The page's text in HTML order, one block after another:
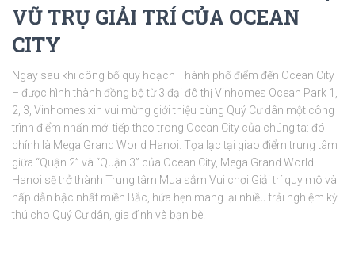
VŨ TRỤ GIẢI TRÍ CỦA OCEAN
CITY
Ngay sau khi công bố quy hoạch Thành phố điểm đến Ocean City
– được hình thành đồng bộ từ 3 đại đô thị Vinhomes Ocean Park 1,
2, 3, Vinhomes xin vui mừng giới thiệu cùng Quý Cư dân một công
trình điểm nhấn mới tiếp theo trong Ocean City của chúng ta: đó
chính là Mega Grand World Hanoi. Tọa lạc tại giao điểm trung tâm
giữa “Quận 2” và “Quận 3” của Ocean City, Mega Grand World
Hanoi sẽ trở thành Trung tâm Mua sắm Vui chơi Giải trí quy mô và
hấp dẫn bậc nhất miền Bắc, hứa hẹn mang lại nhiều trải nghiệm kỳ
thú cho Quý Cư dân, gia đình và bạn bè.